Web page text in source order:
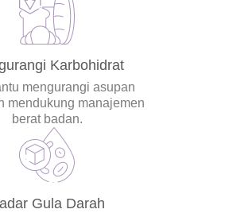
Karbohidrat
mengurangi asupan
mendukung manajemen
berat badan.
Gula Darah